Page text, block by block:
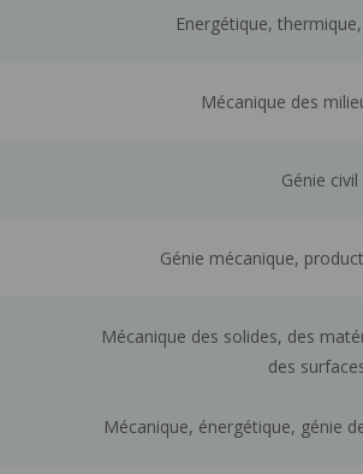
Energétique,
Mécanique des
Génie civil
Génie mécanique,
Mécanique des solides, des
des
Mécanique, énergétique, génie